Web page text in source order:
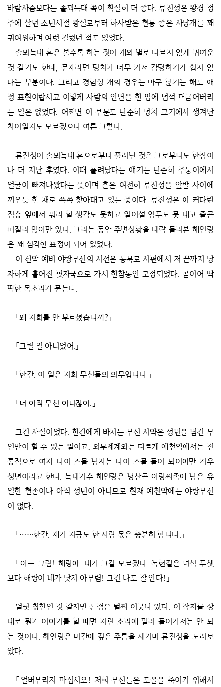
바람사슴보다는 솔뫼늑대 쪽이 확실히 더 좋다. 류진성은 왕경 정
주에 살던 소년시절 왕실로부터 하사받은 혈통 좋은 사냥개를 꽤
귀여워하며 여럿 길렀던 적도 있었다.
솔뫼늑대 흔은 볼수록 하는 짓이 개와 별로 다르지 않게 귀여운
것 같기도 한데, 문제라면 덩치가 너무 커서 감당하기가 쉽지 않
다는 부분이다. 그리고 경험상 개의 경우는 마구 핥기는 해도 애
정 표현이랍시고 이렇게 사람의 안면을 한 입에 덥석 머금어버리
는 일은 없었다. 어쩌면 이 부분도 단순히 덩치 크기에서 생겨난
차이일지도 모르겠으나 여튼 그렇다.
류진성이 솔뫼늑대 흔으로부터 풀려난 것은 그로부터도 한참이
나 더 지난 후였다. 이때 풀려났다는 얘기는 단순히 주둥이에서
얼굴이 빠져나왔다는 뜻이며 흔은 여전히 류진성을 앞발 사이에
끼우듯 한 채로 쓱쓱 핥아대고 있는 중이다. 류진성은 이 커다란
짐승 앞에서 뭐라 할 생각도 못하고 일어설 엄두도 못 내고 줄곧
퍼질러 앉아만 있다. 그러는 동안 주변상황을 대략 둘러본 해연랑
은 꽤 심각한 표정이 되어 있었다.
이 산악 예비 야랑무신의 시선은 동북로 서편에서 저 끝까지 낭
자하게 흩어진 핏자국으로 가서 한참동안 고정되었다. 곧이어 딱
딱한 목소리가 묻는다.
「왜 저희를 안 부르셨습니까?」
「그럴 일 아니었어.」
「한간. 이 일은 저희 무신들의 의무입니다.」
「너 아직 무신 아니잖아.」
그건 사실이었다. 한간에게 바치는 무신 서약은 성년을 넘긴 무
인만이 할 수 있는 일이고, 외부세계와는 다르게 예천악에서는 전
통적으로 여자 나이 스물 남자는 나이 스물 둘이 되어야만 겨우
성년이라고 한다. 늑대기수 해연랑은 낭산곡 야랑씨족에 남은 유
일한 혈손이나 아직 성년이 아니므로 현재 예천악에는 야랑무신
이 없다.
「……한간. 제가 지금도 한 사람 몫은 충분히 합니다.」
「아― 그럼! 해랑아. 내가 그걸 모르겠냐. 녹현같은 녀석 두셋
보다 해랑이 네가 낫지 아무렴! 그건 나도 잘 안다!」
얼핏 칭찬인 것 같지만 논점은 벌써 어긋나 있다. 이 작자를 상
대로 뭔가 이야기를 할 때면 저런 소리에 말려 들어가서는 안 되
는 것이다. 해연랑은 미간에 깊은 주름을 새기며 류진성을 노려보
았다.
「얼버무리지 마십시오! 저희 무신들은 도올을 죽이기 위해서